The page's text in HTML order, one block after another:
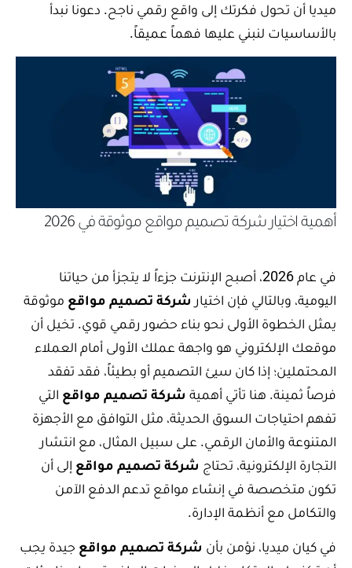
ميديا أن تحول فكرتك إلى واقع رقمي ناجح. دعونا نبدأ
بالأساسيات لنبني عليها فهماً عميقاً.
أهمية اختيار شركة تصميم مواقع موثوقة في 2026
في عام 2026، أصبح الإنترنت جزءاً لا يتجزأ من حياتنا
اليومية، وبالتالي فإن اختيار شركة تصميم مواقع موثوقة
يمثل الخطوة الأولى نحو بناء حضور رقمي قوي. تخيل أن
موقعك الإلكتروني هو واجهة عملك الأولى أمام العملاء
المحتملين؛ إذا كان سيئ التصميم أو بطيئاً، فقد تفقد
فرصاً ثمينة. هنا تأتي أهمية شركة تصميم مواقع التي
تفهم احتياجات السوق الحديثة، مثل التوافق مع الأجهزة
المتنوعة والأمان الرقمي. على سبيل المثال، مع انتشار
التجارة الإلكترونية، تحتاج شركة تصميم مواقع إلى أن
تكون متخصصة في إنشاء مواقع تدعم الدفع الآمن
والتكامل مع أنظمة الإدارة.
في كيان ميديا، نؤمن بأن شركة تصميم مواقع جيدة يجب